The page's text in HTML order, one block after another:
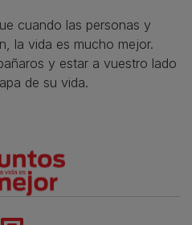
cuando las personas y
la vida es mucho mejor.
y estar a vuestro lado
de su vida.​